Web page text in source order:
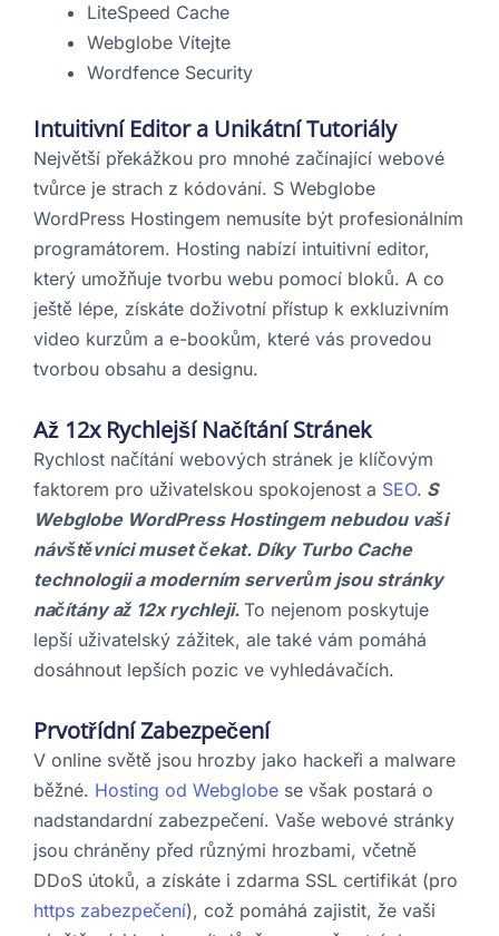
LiteSpeed Cache
Webglobe Vítejte
Wordfence Security
Intuitivní Editor a Unikátní Tutoriály
Největší překážkou pro mnohé začínající webové
tvůrce je strach z kódování. S Webglobe
WordPress Hostingem nemusíte být profesionálním
programátorem. Hosting nabízí intuitivní editor,
který umožňuje tvorbu webu pomocí bloků. A co
ještě lépe, získáte doživotní přístup k exkluzivním
video kurzům a e-bookům, které vás provedou
tvorbou obsahu a designu.
Až 12x Rychlejší Načítání Stránek
Rychlost načítání webových stránek je klíčovým
faktorem pro uživatelskou spokojenost a SEO. S
Webglobe WordPress Hostingem nebudou vaši
návštěvníci muset čekat. Díky Turbo Cache
technologii a moderním serverům jsou stránky
načítány až 12x rychleji. To nejenom poskytuje
lepší uživatelský zážitek, ale také vám pomáhá
dosáhnout lepších pozic ve vyhledávačích.
Prvotřídní Zabezpečení
V online světě jsou hrozby jako hackeři a malware
běžné. Hosting od Webglobe se však postará o
nadstandardní zabezpečení. Vaše webové stránky
jsou chráněny před různými hrozbami, včetně
DDoS útoků, a získáte i zdarma SSL certifikát (pro
https zabezpečení), což pomáhá zajistit, že vaši